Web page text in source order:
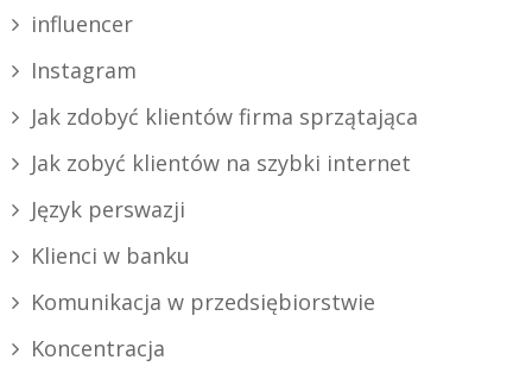
influencer
Instagram
Jak zdobyć klientów firma sprzątająca
Jak zobyć klientów na szybki internet
Język perswazji
Klienci w banku
Komunikacja w przedsiębiorstwie
Koncentracja